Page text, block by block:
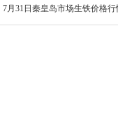
7月31日秦皇岛市场生铁价格行